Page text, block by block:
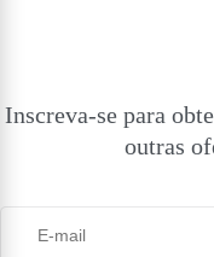
Inscreva-se para
outras